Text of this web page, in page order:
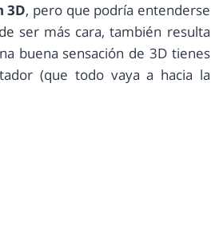
3D, pero que podría entenderse
ser más cara, también resulta
buena sensación de 3D tienes
(que todo vaya a hacia la